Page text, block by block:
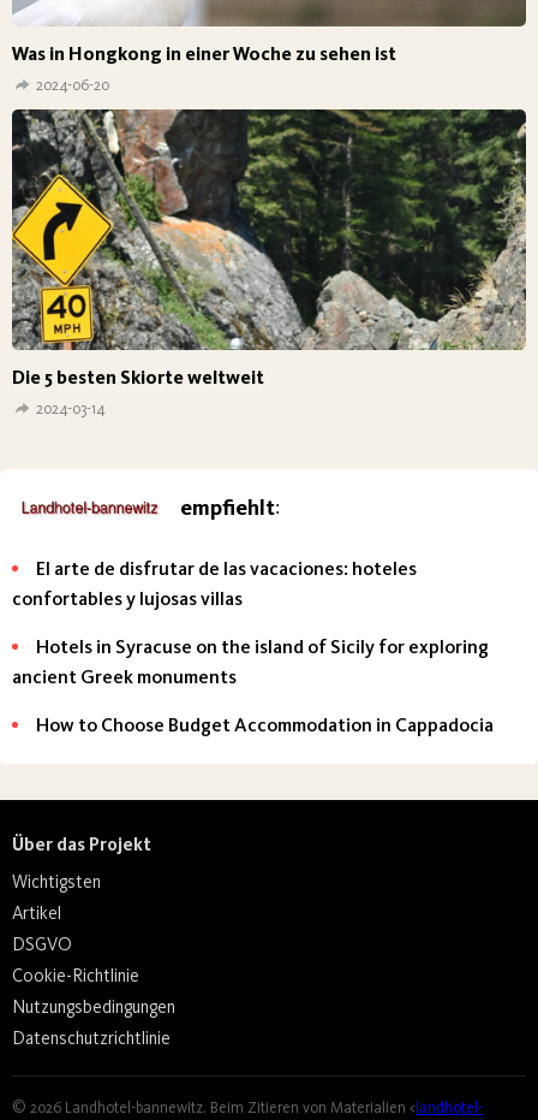
Was in Hongkong in einer Woche zu sehen ist
2024-06-20
Die 5 besten Skiorte weltweit
2024-03-14
empfiehlt:
El arte de disfrutar de las vacaciones: hoteles
confortables y lujosas villas
Hotels in Syracuse on the island of Sicily for exploring
ancient Greek monuments
How to Choose Budget Accommodation in Cappadocia
Über das Projekt
Wichtigsten
Artikel
DSGVO
Cookie-Richtlinie
Nutzungsbedingungen
Datenschutzrichtlinie
© 2026 Landhotel-bannewitz. Beim Zitieren von Materialien < landhotel-